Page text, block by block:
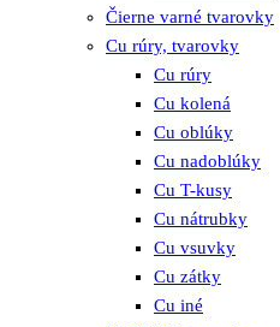
Čierne varné tvarovky
Cu rúry, tvarovky
Cu rúry
Cu kolená
Cu oblúky
Cu nadoblúky
Cu T-kusy
Cu nátrubky
Cu vsuvky
Cu zátky
Cu iné